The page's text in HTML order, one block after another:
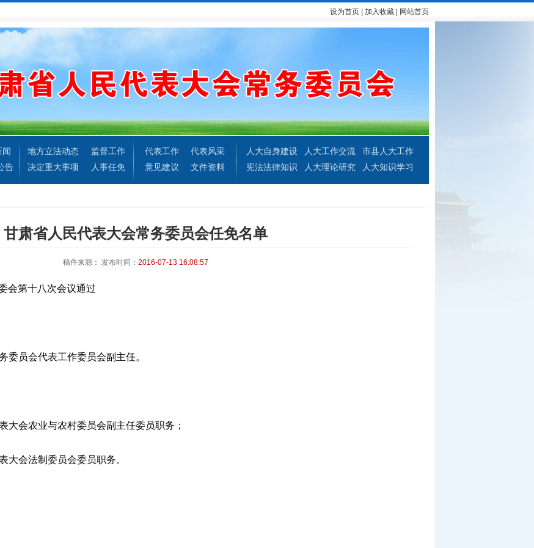
设为首页 加入收藏 网站首页
闻
告
地方立法动态
监督工作
决定重大事项
人事任免
代表工作
代表风采
意见建议
文件资料
人大自身建设 人大工作交流
市县人大工作
宪法法律知识
人大理论研究 人大知识学习
甘肃省人民代表大会常务委员会任免名单
稿件来源： 发布时间： 2016-07-13 16:08:57
第十八次会议通过
员会代表工作委员会副主任。
会农业与农村委员会副主任委员职务；
会法制委员会委员职务。